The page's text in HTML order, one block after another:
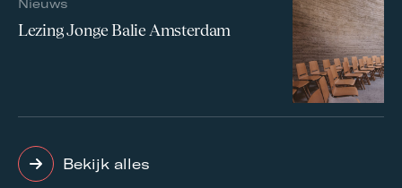
Nieuws
Lezing Jonge Balie Amsterdam
Bekijk alles